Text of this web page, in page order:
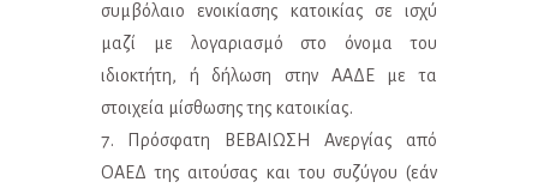
συμβόλαιο ενοικίασης κατοικίας σε ισχύ
μαζί με λογαριασμό στο όνομα του
ιδιοκτήτη, ή δήλωση στην ΑΑΔΕ με τα
στοιχεία μίσθωσης της κατοικίας.
Πρόσφατη ΒΕΒΑΙΩΣΗ Ανεργίας από
ΟΑΕΔ της αιτούσας και του συζύγου (εάν